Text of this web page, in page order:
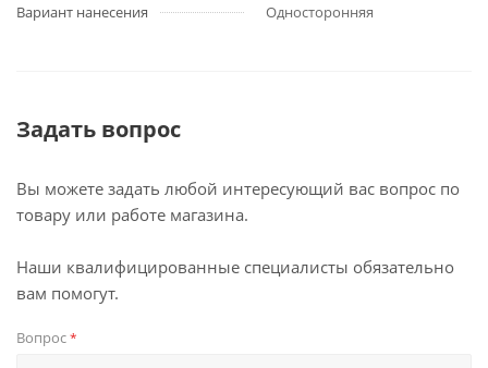
Вариант нанесения Односторонняя
Задать вопрос
Вы можете задать любой интересующий вас вопрос по
товару или работе магазина.
Наши квалифицированные специалисты обязательно
вам помогут.
Вопрос*